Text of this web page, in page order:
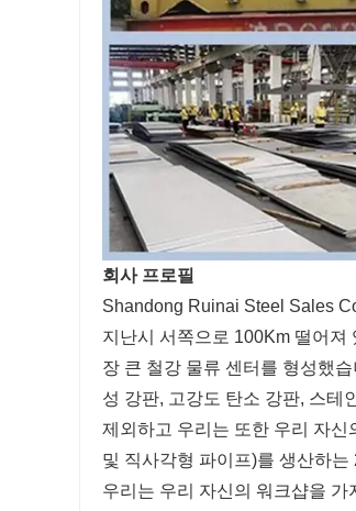
회사 프로필
Shandong Ruinai Steel Sales
지난시 서쪽으로 100Km 떨어
장 큰 철강 물류 센터를 형성했습
성 강판, 고강도 탄소 강판, 스테
제외하고 우리는 또한 우리 자
및 직사각형 파이프)를 생산하
우리는 우리 자신의 워크샵을